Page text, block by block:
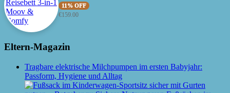
11% OFF
€159.00
Eltern-Magazin
Tragbare elektrische Milchpumpen im ersten Babyjahr:
Passform, Hygiene und Alltag